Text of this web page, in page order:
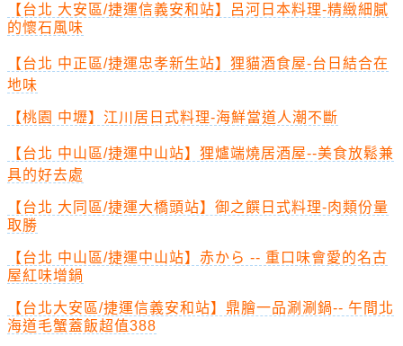
【台北 大安區/捷運信義安和站】呂河日本料理-精緻細膩
的懷石風味
【台北 中正區/捷運忠孝新生站】狸貓酒食屋-台日結合在
地味
【桃園 中壢】江川居日式料理-海鮮當道人潮不斷
【台北 中山區/捷運中山站】狸爐端燒居酒屋--美食放鬆兼
具的好去處
【台北 大同區/捷運大橋頭站】御之饌日式料理-肉類份量
取勝
【台北 中山區/捷運中山站】赤から -- 重口味會愛的名古
屋紅味增鍋
【台北大安區/捷運信義安和站】鼎膾一品涮涮鍋-- 午間北
海道毛蟹蓋飯超值388